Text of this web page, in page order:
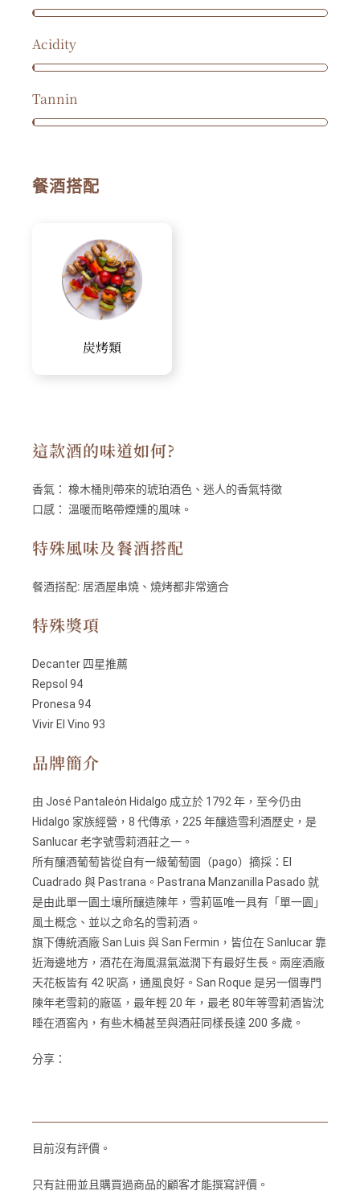
Acidity
Tannin
餐酒搭配
炭烤類
這款酒的味道如何?
香氣： 橡木桶則帶來的琥珀酒色、迷人的香氣特徵
口感： 溫暖而略帶煙燻的風味。
特殊風味及餐酒搭配
餐酒搭配: 居酒屋串燒、燒烤都非常適合
特殊獎項
Decanter 四星推薦
Repsol 94
Pronesa 94
Vivir El Vino 93
品牌簡介
由 José Pantaleón Hidalgo 成立於 1792 年，至今仍由
Hidalgo 家族經營，8 代傳承，225 年釀造雪利酒歷史，是
Sanlucar 老字號雪莉酒莊之一。
所有釀酒葡萄皆從自有一級葡萄園（pago）摘採：El
Cuadrado 與 Pastrana。Pastrana Manzanilla Pasado 就
是由此單一園土壤所釀造陳年，雪莉區唯一具有「單一園」
風土概念、並以之命名的雪莉酒。
旗下傳統酒廠 San Luis 與 San Fermin，皆位在 Sanlucar 靠
近海邊地方，酒花在海風濕氣滋潤下有最好生長。兩座酒廠
天花板皆有 42 呎高，通風良好。San Roque 是另一個專門
陳年老雪莉的廠區，最年輕 20 年，最老 80年等雪莉酒皆沈
睡在酒窖內，有些木桶甚至與酒莊同樣長達 200 多歲。
分享：
目前沒有評價。
只有註冊並且購買過商品的顧客才能撰寫評價。